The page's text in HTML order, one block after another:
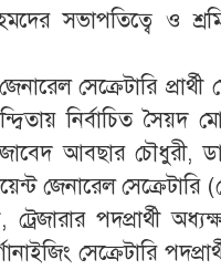
সভাপতিত্বে ও
সেক্রেটারি
নির্বাচিত
জাবেদ আবছার
জেনারেল সেক্রেটারি
পদপ্রার্থী
সেক্রেটারি